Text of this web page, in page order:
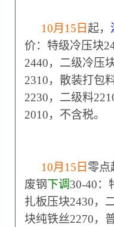
10月15日 起，
价：特级冷压块
2440，二级冷压
2310，散装打包
2230，二级料
2010，不含税。
10月15日 零点
废钢下调30-40：
扎板压块2430，
块纯铁丝2270，